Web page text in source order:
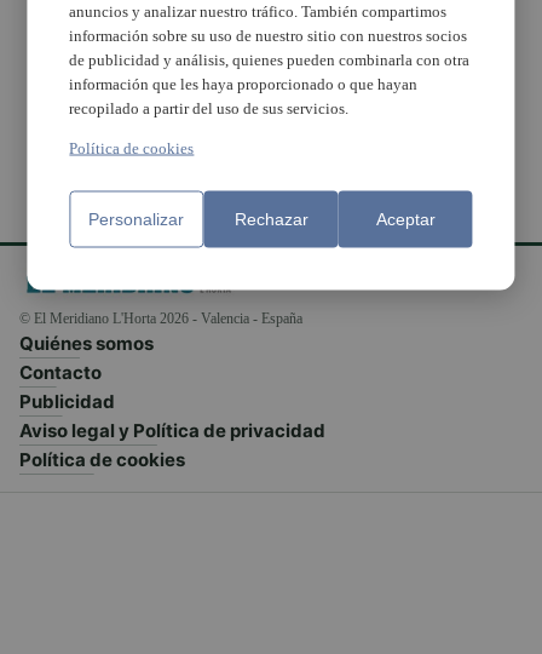
Massamagrell rinde
homenaje a su música
con el festival
Musicagrell
© El Meridiano L'Horta 2026 - Valencia - España
Quiénes somos
Contacto
Publicidad
Aviso legal y Política de privacidad
Política de cookies
anuncios y analizar nuestro tráfico. También compartimos
información sobre su uso de nuestro sitio con nuestros socios
de publicidad y análisis, quienes pueden combinarla con otra
información que les haya proporcionado o que hayan
recopilado a partir del uso de sus servicios.
Política de cookies
Personalizar Rechazar Aceptar